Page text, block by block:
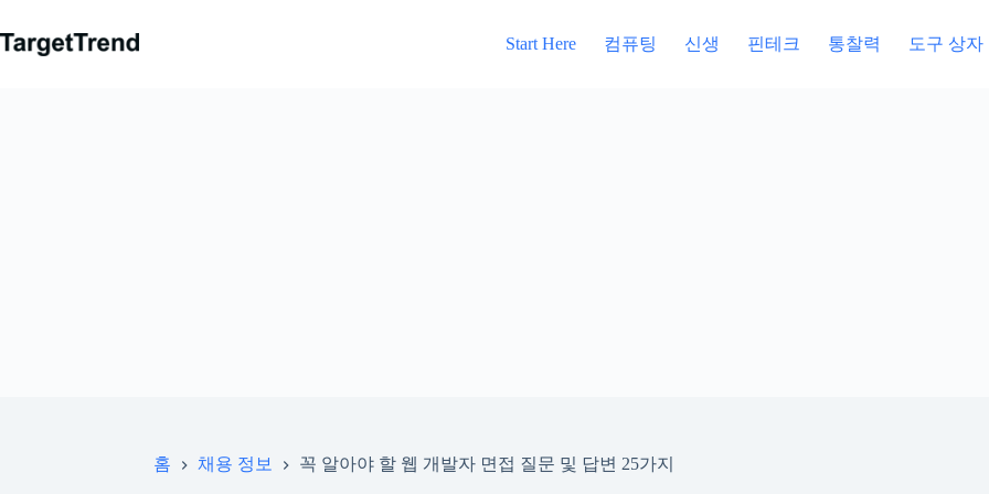
텐
츠
Start Here 컴퓨팅 신생 핀테크 통찰력 도구 상자
홈 채용 정보 꼭 알아야 할 웹 개발자 면접 질문 및 답변 25가지